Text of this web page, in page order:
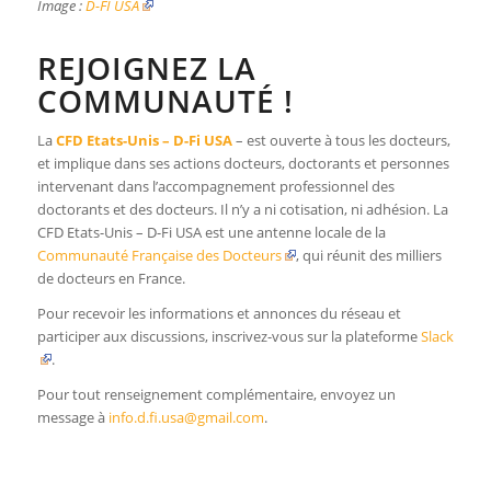
Image :D-FI USA
REJOIGNEZ LA
COMMUNAUTÉ !
LaCFD Etats-Unis – D-Fi USA– est ouverte à tous les docteurs,
et implique dans ses actions docteurs, doctorants et personnes
intervenant dans l’accompagnement professionnel des
doctorants et des docteurs. Il n’y a ni cotisation, ni adhésion. La
CFD Etats-Unis – D-Fi USA est une antenne locale de la
Communauté Française des Docteurs
, qui réunit des milliers
de docteurs en France.
Pour recevoir les informations et annonces du réseau et
participer aux discussions, inscrivez-vous sur la plateformeSlack
.
Pour tout renseignement complémentaire, envoyez un
message à info.d.fi.usa@gmail.com.